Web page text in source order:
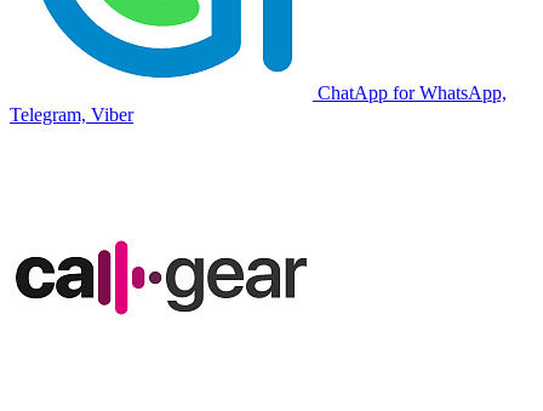
ChatApp for WhatsApp,
Telegram, Viber